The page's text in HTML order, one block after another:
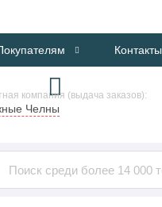
Контакты
компания (выдача заказов):
Челны